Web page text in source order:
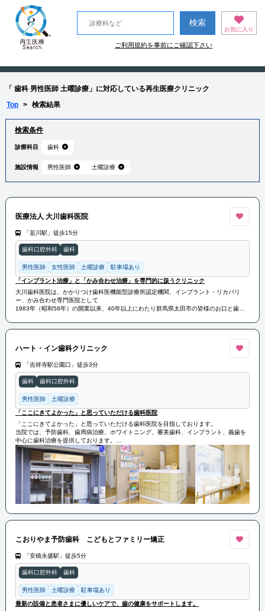
お気に入り
ご利用規約を事前にご確認下さい
「 歯科 男性医師 土曜診療」に対応している再生医療クリニック
Top > 検索結果
検索条件
診療科目 歯科
施設情報 男性医師 土曜診療
医療法人 大川歯科医院
「韮川駅」徒歩15分
歯科口腔外科 歯科
男性医師 女性医師 土曜診療 駐車場あり
「インプラント治療」と「かみ合わせ治療」を専門的に扱うクリニック
大川歯科医院は、かかりつけ歯科医機能型診療所認定機関、インプラント・リカバリ
ー、かみ合わせ専門医院として
1983年（昭和58年）の開業以来、40年以上にわたり群馬県太田市の皆様のお口と歯の
また、「インプラント」「咬み合わせ」「再生医療」に特化した専門クリニックとして
ハート・イン歯科クリニック
「吉祥寺駅公園口」徒歩3分
歯科 歯科口腔外科
男性医師 土曜診療
「ここにきてよかった」と思っていただける歯科医院
「ここにきてよかった」と思っていただける歯科医院を目指しております。
当院では、予防歯科、歯周病治療、ホワイトニング、審美歯科、インプラント、義歯を
中心に歯科治療を提供しております。
小さなお子さんからご高齢の方まで幅広い、多くの患者様のお口の健康に貢献いたしま
す。
こおりやま予防歯科 こどもとファミリー矯正
「安積永盛駅」徒歩5分
歯科口腔外科 歯科
男性医師 土曜診療 駐車場あり
最新の設備と患者さまに優しいケアで、歯の健康をサポートします。